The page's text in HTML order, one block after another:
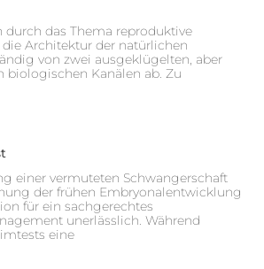
durch das Thema reproduktive
Architektur der natürlichen
von zwei ausgeklügelten, aber
biologischen Kanälen ab. Zu
einer vermuteten Schwangerschaft
der frühen Embryonalentwicklung
für ein sachgerechtes
unerlässlich. Während
eine